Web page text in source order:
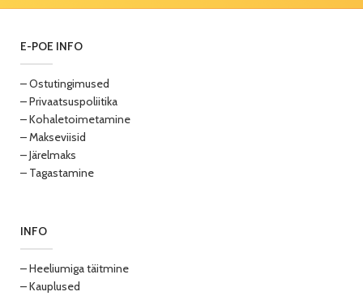
E-POE INFO
– Ostutingimused
– Privaatsuspoliitika
– Kohaletoimetamine
– Makseviisid
– Järelmaks
– Tagastamine
INFO
– Heeliumiga täitmine
– Kauplused